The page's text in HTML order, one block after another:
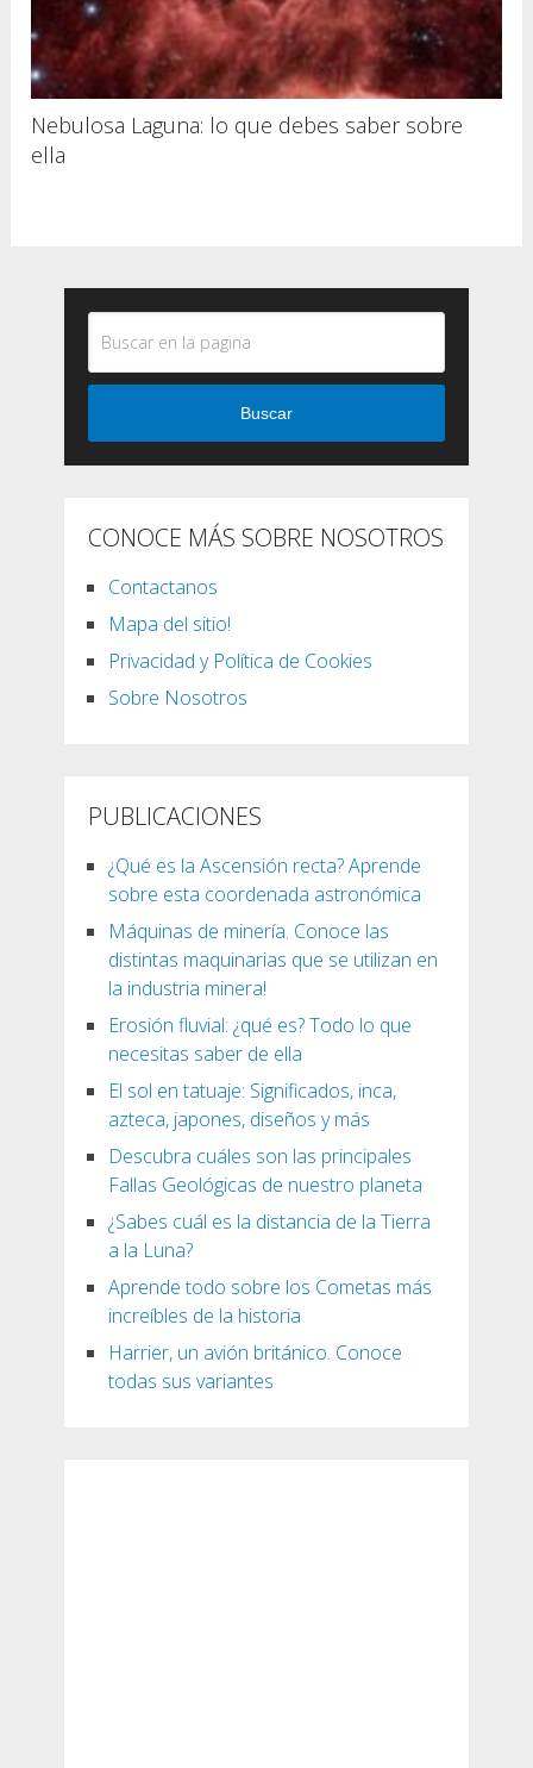
Nebulosa Laguna: lo que debes saber sobre
ella
Buscar
CONOCE MÁS SOBRE NOSOTROS
Contactanos
Mapa del sitio!
Privacidad y Política de Cookies
Sobre Nosotros
PUBLICACIONES
¿Qué es la Ascensión recta? Aprende
sobre esta coordenada astronómica
Máquinas de minería. Conoce las
distintas maquinarias que se utilizan en
la industria minera!
Erosión fluvial: ¿qué es? Todo lo que
necesitas saber de ella
El sol en tatuaje: Significados, inca,
azteca, japones, diseños y más
Descubra cuáles son las principales
Fallas Geológicas de nuestro planeta
¿Sabes cuál es la distancia de la Tierra
a la Luna?
Aprende todo sobre los Cometas más
increíbles de la historia
Harrier, un avión británico. Conoce
todas sus variantes